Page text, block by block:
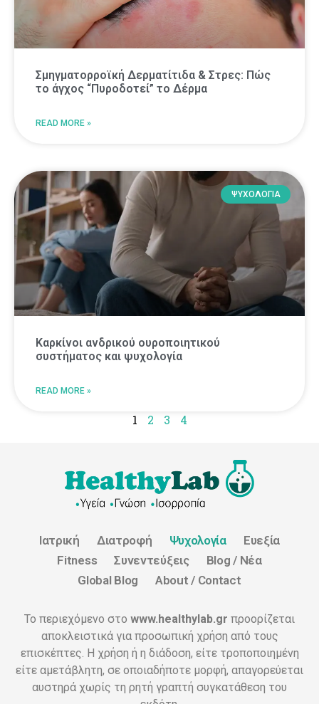
Σμηγματορροϊκή Δερματίτιδα & Στρες: Πώς
το άγχος “Πυροδοτεί” το Δέρμα
READ MORE »
ΨΥΧΟΛΟΓΙΑ
Καρκίνοι ανδρικού ουροποιητικού
συστήματος και ψυχολογία
READ MORE »
1 2 3 4
Ιατρική Διατροφή Ψυχολογία
Ευεξία
Fitness
Συνεντεύξεις
Blog / Νέα
Global Blog
About / Contact
Το περιεχόμενο στο www.healthylab.gr προορίζεται
αποκλειστικά για προσωπική χρήση από τους
επισκέπτες. Η χρήση ή η διάδοση, είτε τροποποιημένη
είτε αμετάβλητη, σε οποιαδήποτε μορφή, απαγορεύεται
αυστηρά χωρίς τη ρητή γραπτή συγκατάθεση του